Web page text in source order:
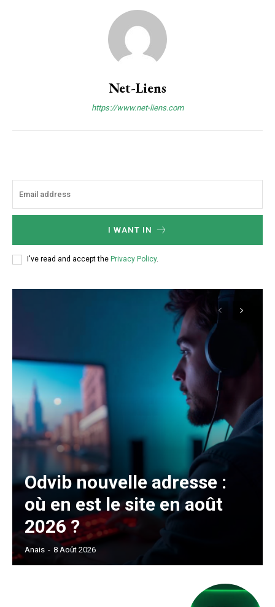
Net-Liens
https://www.net-liens.com
I WANT IN
I've read and accept the Privacy Policy.
Odvib nouvelle adresse :
où en est le site en août
2026 ?
Anais - 8 Août 2026